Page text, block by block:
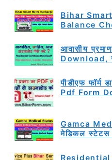
Bihar
Balance
आवासीय
Download,
पीडीएफ
Pdf Form
Gamca
मेडिकल